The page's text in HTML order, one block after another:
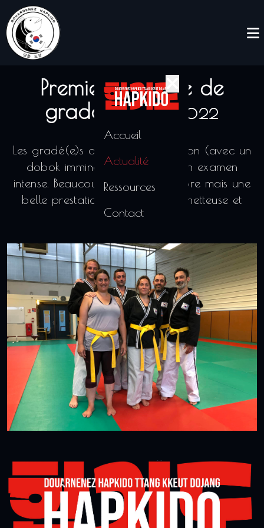
Accueil
Actualité
Ressources
Contact
Premier passage de
grades21/06/2022
Les gradé(e)s de cette fin de saison (avec un
dobok imminent), au terme d’un examen
intense. Beaucoup de travail encore mais une
belle prestation collégiale, prometteuse et
motivante.